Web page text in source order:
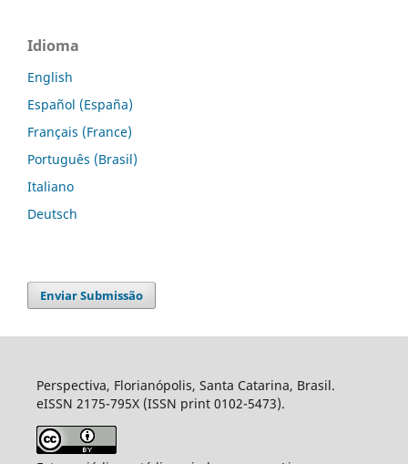
Idioma
English
Español (España)
Français (France)
Português (Brasil)
Italiano
Deutsch
Enviar Submissão
Perspectiva, Florianópolis, Santa Catarina, Brasil.
eISSN 2175-795X (ISSN print 0102-5473).